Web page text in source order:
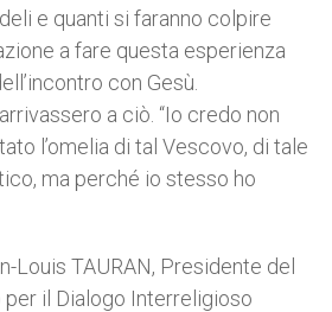
e quanti si faranno colpire
a fare questa esperienza
con Gesù.
a ciò. “Io credo non
l’omelia di tal Vescovo, di tale
ma perché io stesso ho
Louis TAURAN, Presidente del
il Dialogo Interreligioso